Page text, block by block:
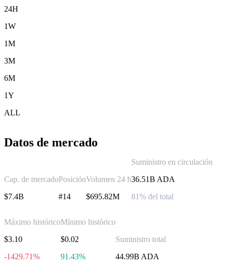
24H
1W
1M
3M
6M
1Y
ALL
Datos de mercado
Cap. de mercado
$7.4B
Posición
#14
Volumen 24 h
$695.82M
Suministro en circulación
36.51B ADA
81% del total
Máximo histórico
$3.10
-1429.71%
Mínimo histórico
$0.02
91.43%
Suministro total
44.99B ADA